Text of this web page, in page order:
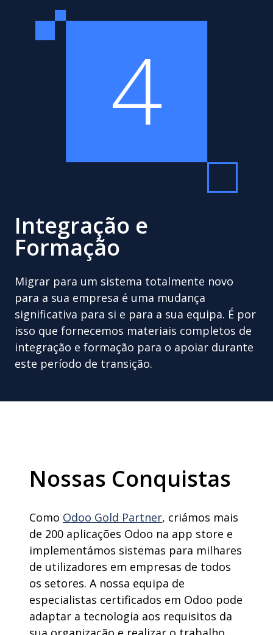
4
Integração e
Formação
Migrar para um sistema totalmente novo
para a sua empresa é uma mudança
significativa para si e para a sua equipa. É por
isso que fornecemos materiais completos de
integração e formação para o apoiar durante
este período de transição.
Nossas Conquistas
Como Odoo Gold Partner, criámos mais
de 200 aplicações Odoo na app store e
implementámos sistemas para milhares
de utilizadores em empresas de todos
os setores. A nossa equipa de
especialistas certificados em Odoo pode
adaptar a tecnologia aos requisitos da